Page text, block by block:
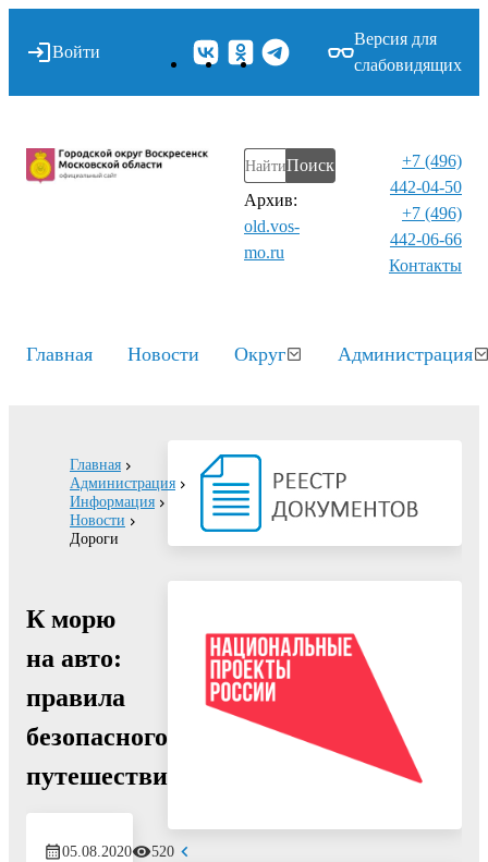
Войти
Версия для
слабовидящих
Поиск
Архив:
old.vos-
mo.ru
+7 (496)
442-04-50
+7 (496)
442-06-66
Контакты⁠
Главная Новости Округ Администрация
Главная
Администрация
Информация
Новости
Дороги
К морю
на авто:
правила
безопасного
путешествия
05.08.2020 520